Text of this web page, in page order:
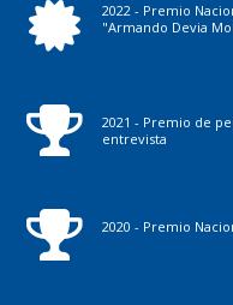
2022 - Premio
"Armando Devia
2021 - Premio de
entrevista
2020 - Premio